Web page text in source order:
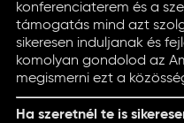
konferenciaterem és a
támogatás mind azt
sikeresen induljanak és
komolyan gondolod az
megismerni ezt a
Ha szeretnél te is